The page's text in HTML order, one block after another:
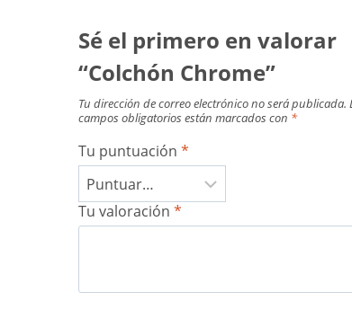
Sé el primero en valorar
“Colchón Chrome”
Tu dirección de correo electrónico no será publicada.
campos obligatorios están marcados con *
Tu puntuación *
Tu valoración *